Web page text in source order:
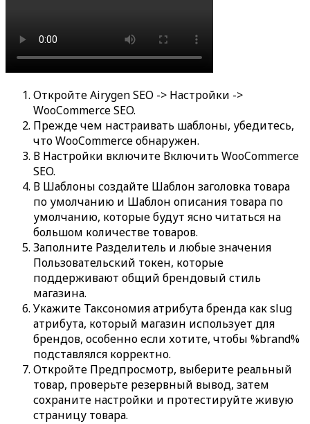
ОткройтеAirygen SEO -> Настройки ->
WooCommerce SEO.
Прежде чем настраивать шаблоны, убедитесь,
что WooCommerce обнаружен.
В Настройки включите Включить WooCommerce
SEO.
В Шаблоны создайте Шаблон заголовка товара
по умолчанию и Шаблон описания товара по
умолчанию, которые будут ясно читаться на
большом количестве товаров.
Заполните Разделитель и любые значения
Пользовательский токен, которые
поддерживают общий брендовый стиль
магазина.
Укажите Таксономия атрибута бренда как slug
атрибута, который магазин использует для
брендов, особенно если хотите, чтобы %brand%
подставлялся корректно.
Откройте Предпросмотр, выберите реальный
товар, проверьте резервный вывод, затем
сохраните настройки и протестируйте живую
страницу товара.